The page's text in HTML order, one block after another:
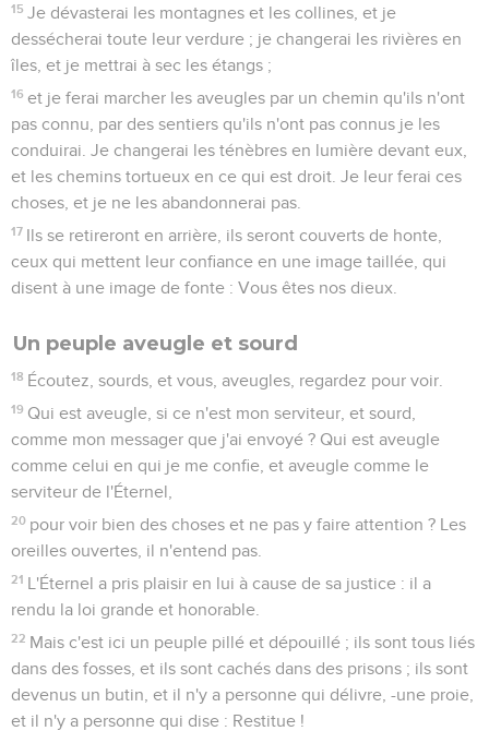
15 Je dévasterai les montagnes et les collines, et je
dessécherai toute leur verdure ; je changerai les rivières en
îles, et je mettrai à sec les étangs ;
16 et je ferai marcher les aveugles par un chemin qu'ils n'ont
pas connu, par des sentiers qu'ils n'ont pas connus je les
conduirai. Je changerai les ténèbres en lumière devant eux,
et les chemins tortueux en ce qui est droit. Je leur ferai ces
choses, et je ne les abandonnerai pas.
17 Ils se retireront en arrière, ils seront couverts de honte,
ceux qui mettent leur confiance en une image taillée, qui
disent à une image de fonte : Vous êtes nos dieux.
Un peuple aveugle et sourd
18 Écoutez, sourds, et vous, aveugles, regardez pour voir.
19 Qui est aveugle, si ce n'est mon serviteur, et sourd,
comme mon messager que j'ai envoyé ? Qui est aveugle
comme celui en qui je me confie, et aveugle comme le
serviteur de l'Éternel,
20 pour voir bien des choses et ne pas y faire attention ? Les
oreilles ouvertes, il n'entend pas.
21 L'Éternel a pris plaisir en lui à cause de sa justice : il a
rendu la loi grande et honorable.
22 Mais c'est ici un peuple pillé et dépouillé ; ils sont tous liés
dans des fosses, et ils sont cachés dans des prisons ; ils sont
devenus un butin, et il n'y a personne qui délivre, -une proie,
et il n'y a personne qui dise : Restitue !